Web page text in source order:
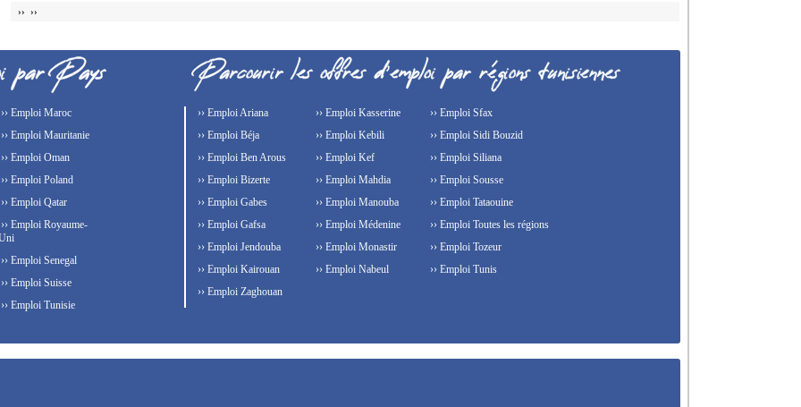
›› ››
›› Emploi Maroc
›› Emploi Mauritanie
›› Emploi Oman
›› Emploi Poland
›› Emploi Qatar
›› Emploi Royaume-
›› Emploi Senegal
›› Emploi Suisse
›› Emploi Tunisie
›› Emploi Ariana
›› Emploi Béja
›› Emploi Ben Arous
›› Emploi Bizerte
›› Emploi Gabes
›› Emploi Gafsa
›› Emploi Jendouba
›› Emploi Kairouan
›› Emploi Kasserine
›› Emploi Kebili
›› Emploi Kef
›› Emploi Mahdia
›› Emploi Manouba
›› Emploi Médenine
›› Emploi Monastir
›› Emploi Nabeul
›› Emploi Sfax
›› Emploi Sidi Bouzid
›› Emploi Siliana
›› Emploi Sousse
›› Emploi Tataouine
›› Emploi Toutes les régions
›› Emploi Tozeur
›› Emploi Tunis
›› Emploi Zaghouan